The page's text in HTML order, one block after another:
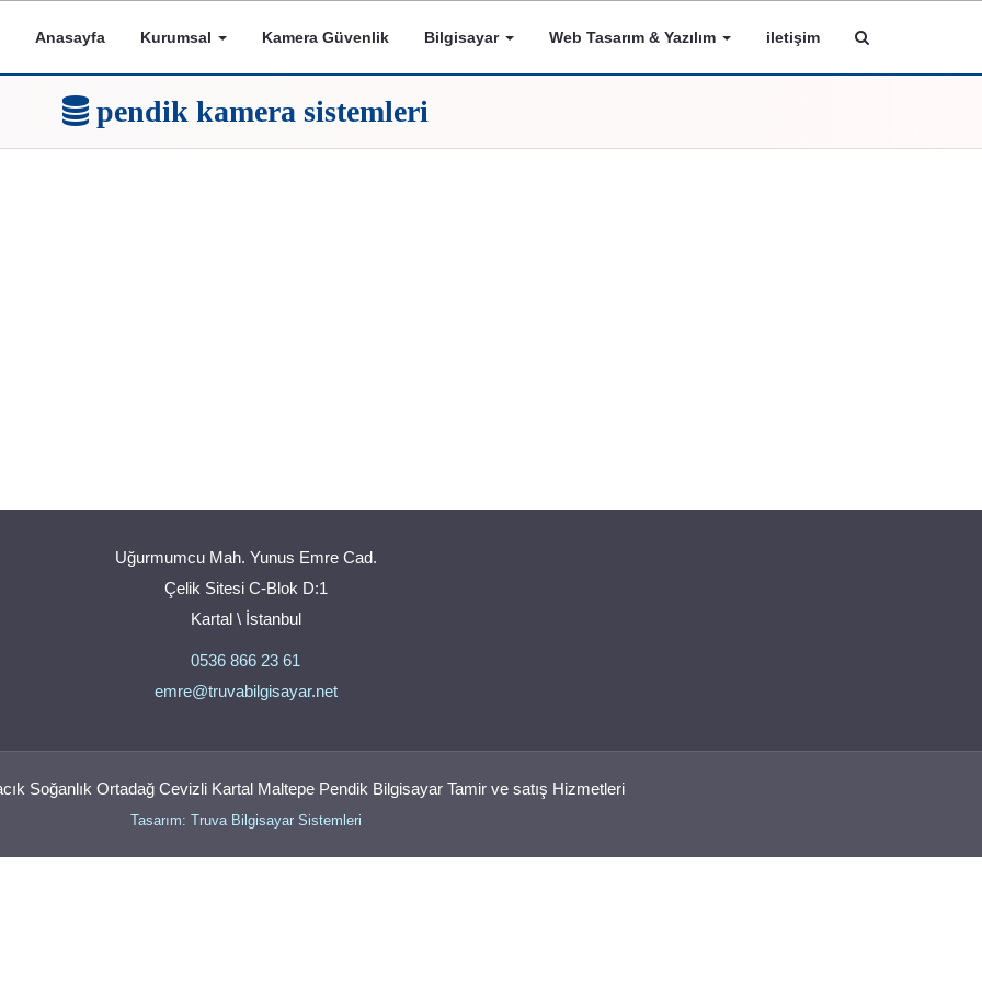
Anasayfa Kurumsal Kamera Güvenlik Bilgisayar Web Tasarım & Yazılım iletişim
pendik kamera sistemleri
Uğurmumcu Mah. Yunus Emre Cad.
Çelik Sitesi C-Blok D:1
Kartal \ İstanbul
0536 866 23 61
emre@truvabilgisayar.net
Soğanlık Ortadağ Cevizli Kartal Maltepe Pendik Bilgisayar Tamir ve satış Hizmetleri
Tasarım: Truva Bilgisayar Sistemleri